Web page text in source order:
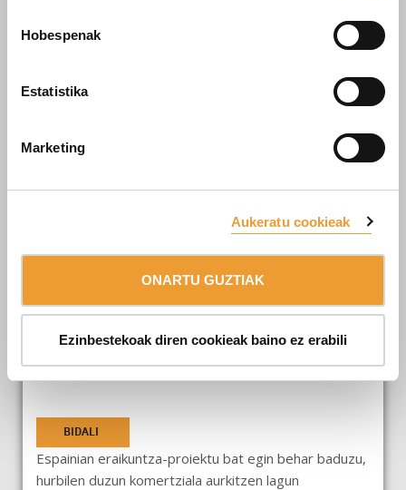
Hobespenak
Estatistika
Marketing
Aukeratu cookieak
ONARTU GUZTIAK
Ezinbestekoak diren cookieak baino ez erabili
badituzu, sartu hona.
Datuen babesari buruzko politikaeta cookie politika
BIDALI
Espainian eraikuntza-proiektu bat egin behar baduzu,
hurbilen duzun komertziala aurkitzen lagun